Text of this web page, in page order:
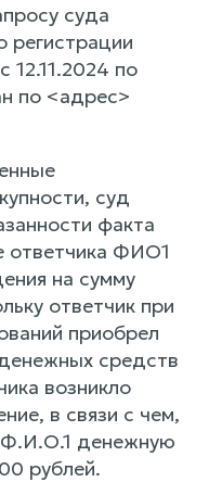
суда
регистрации
12.11.2024 по
по <адрес>
суд
факта
ответчика ФИО1
на сумму
ответчик при
приобрел
средств
возникло
в связи с чем,
Ф.И.О.1 денежную
рублей.